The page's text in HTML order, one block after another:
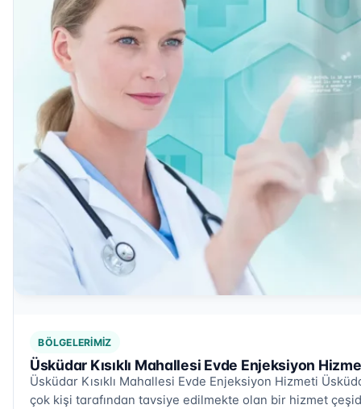
BÖLGELERIMIZ
Üsküdar Kısıklı Mahallesi Evde Enjeksiyon
Üsküdar Kısıklı Mahallesi Evde Enjeksiyon Hizmeti
çok kişi tarafından tavsiye edilmekte olan bir hizmet